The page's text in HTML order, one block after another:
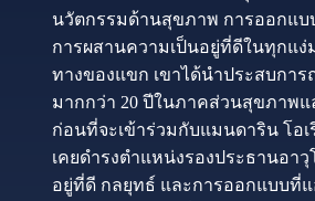
นวัตกรรมด้านสุขภาพ การออกแบ
การผสานความเป็นอยู่ที่ดีในทุกแง่
ทางของแขก เขาได้นำประสบกา
มากกว่า 20 ปีในภาคส่วนสุขภาพแ
ก่อนที่จะเข้าร่วมกับแมนดาริน โอเ
เคยดำรงตำแหน่งรองประธานอา
อยู่ที่ดี กลยุทธ์ และการออกแบบที่